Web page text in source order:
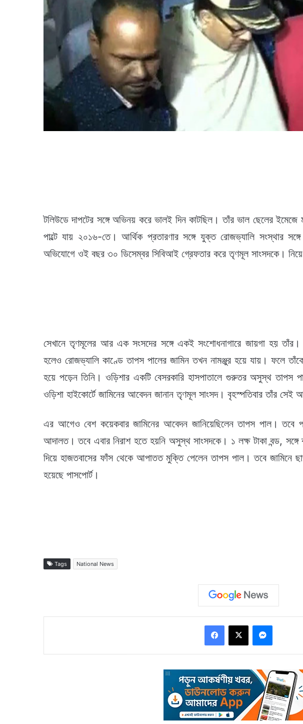
টলিউডে দাপটের সঙ্গে অভিনয় করে ভালই দিন কাটছিল। তাঁর ভাল ছেলের ইমেজে
পাল্টে যায় ২০১৬-তে। আর্থিক প্রতারণার সঙ্গে যুক্ত রোজভ্যালি সংস্থার
অভিযোগে ওই বছর ৩০ ডিসেম্বর সিবিআই গ্রেফতার করে তৃণমূল সাংসদকে। নিয়ে
সেখানে তৃণমূলের আর এক সংসদের সঙ্গে একই সংশোধনাগারে জায়গা হয় তাঁর।
হলেও রোজভ্যালি কাণ্ডে তাপস পালের জামিন তখন নামঞ্জুর হয়ে যায়। ফলে
হয়ে পড়েন তিনি। ওড়িশার একটি বেসরকারি হাসপাতালে গুরুতর অসুস্থ তাপস
ওড়িশা হাইকোর্টে জামিনের আবেদন জানান তৃণমূল সাংসদ। বৃহস্পতিবার তাঁর
এর আগেও বেশ কয়েকবার জামিনের আবেদন জানিয়েছিলেন তাপস পাল। তবে
আদালত। তবে এবার নিরাশ হতে হয়নি অসুস্থ সাংসদকে। ১ লক্ষ টাকা বন্ড, সঙ্গে
দিয়ে হাজতবাসের ফাঁস থেকে আপাতত মুক্তি পেলেন তাপস পাল। তবে জামিনে
হয়েছে পাসপোর্ট।
Tags National News